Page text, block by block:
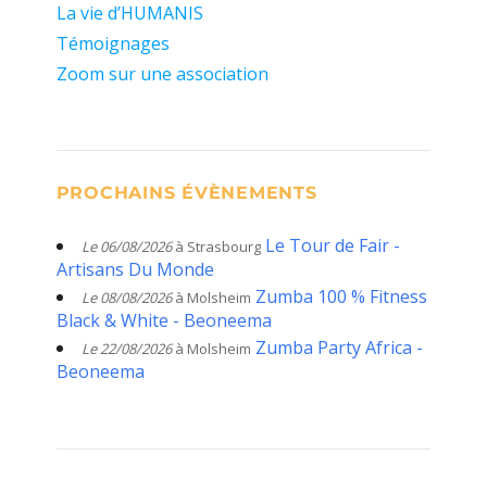
La vie d’HUMANIS
Témoignages
Zoom sur une association
PROCHAINS ÉVÈNEMENTS
Le 06/08/2026à Strasbourg Le Tour de Fair -
Artisans Du Monde
Le 08/08/2026à Molsheim Zumba 100 % Fitness
Black & White - Beoneema
Le 22/08/2026à Molsheim Zumba Party Africa -
Beoneema